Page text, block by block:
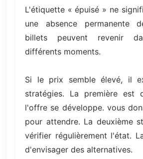
L'étiquette « épuisé » ne
une absence permanente
billets peuvent revenir
différents moments.
Si le prix semble élevé, il
stratégies. La première est
l'offre se développe. vous
pour attendre. La deuxième
vérifier régulièrement l'état.
d'envisager des alternatives.